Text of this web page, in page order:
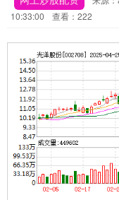
10:33:00
查看：222